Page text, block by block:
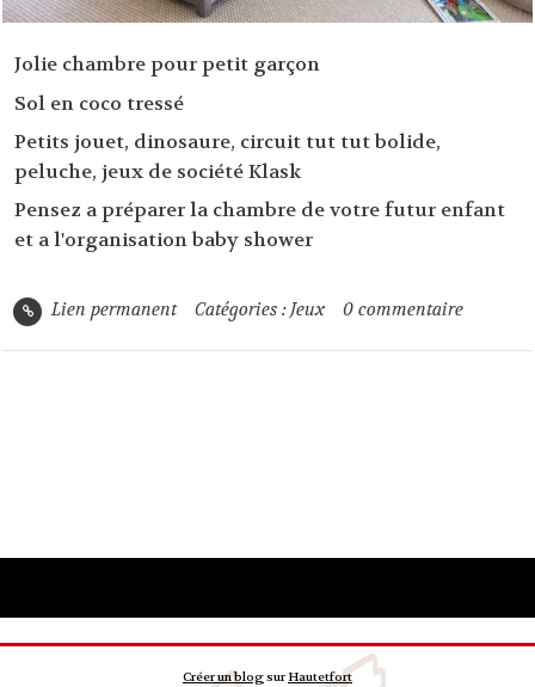
Jolie chambre pour petit garçon
Sol en coco tressé
Petits jouet, dinosaure, circuit tut tut bolide,
peluche, jeux de société Klask
Pensez a préparer la chambre de votre futur enfant
et a l'organisation baby shower
Lien permanent Catégories :Jeux 0 commentaire
Créer un blogsur Hautetfort